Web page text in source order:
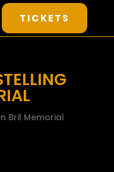
TICKETS
Bril Memorial